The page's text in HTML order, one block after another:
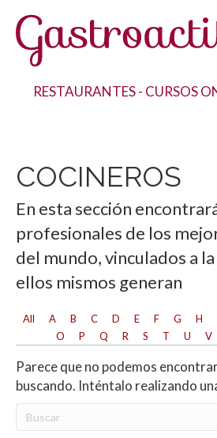
RESTAURANTES- CURSOS
COCINEROS
En esta sección
profesionales de los
del mundo, vinculados a
ellos mismos generan
All A B C D E F G H
O
P Q R S T U V
Parece que no podemos
buscando. Inténtalo realizando